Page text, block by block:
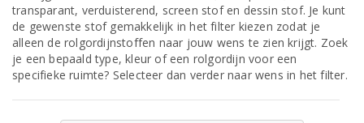
transparant, verduisterend, screen stof en dessin stof. Je kunt
de gewenste stof gemakkelijk in het filter kiezen zodat je
alleen de rolgordijnstoffen naar jouw wens te zien krijgt. Zoek
je een bepaald type, kleur of een rolgordijn voor een
specifieke ruimte? Selecteer dan verder naar wens in het filter.